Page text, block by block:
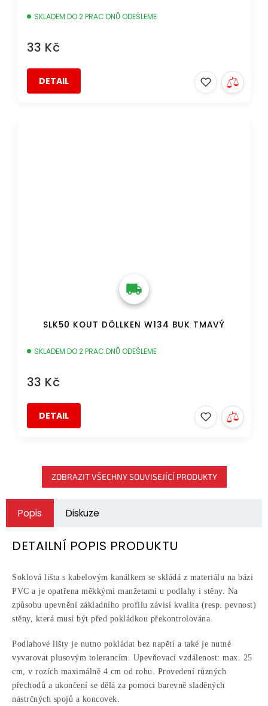
SKLADEM DO 2 PRAC.DNŮ ODEŠLEME
33 Kč
DETAIL
SLK50 KOUT DÖLLKEN W134 BUK TMAVÝ
SKLADEM DO 2 PRAC.DNŮ ODEŠLEME
33 Kč
DETAIL
ZOBRAZIT VŠECHNY SOUVISEJÍCÍ PRODUKTY
Popis Diskuze
DETAILNÍ POPIS PRODUKTU
Soklová lišta s kabelovým kanálkem se skládá z materiálu na bázi
PVC a je opatřena měkkými manžetami u podlahy i stěny. Na
způsobu upevnění základního profilu závisí kvalita (resp. pevnost)
stěny, která musí být před pokládkou překontrolována.
Podlahové lišty je nutno pokládat bez napětí a také je nutné
vyvarovat plusovým tolerancím. Upevňovací vzdálenost: max. 25
cm, v rozích maximálně 4 cm od rohu. Provedení různých
přechodů a ukončení se dělá za pomoci barevně sladěných
nástrčných spojů a koncovek.